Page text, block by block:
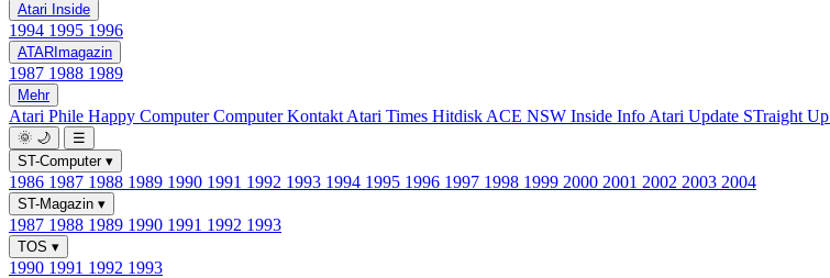
Atari Inside
1994 1995 1996
ATARImagazin
1987 1988 1989
Mehr
Atari Phile Happy ComputerComputer Kontakt Atari Times Hitdisk ACE NSW Inside Info Atari Update STraight Up
🌞 🌙
☰
ST-Computer ▾
1986 1987 1988 1989 1990 1991 1992 1993 1994 1995 1996 1997 1998 1999 2000 2001 2002 2003 2004
ST-Magazin ▾
1987 1988 1989 1990 1991 1992 1993
TOS ▾
1990 1991 1992 1993